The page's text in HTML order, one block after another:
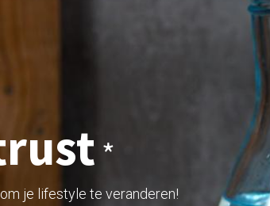
*
je lifestyle te veranderen!